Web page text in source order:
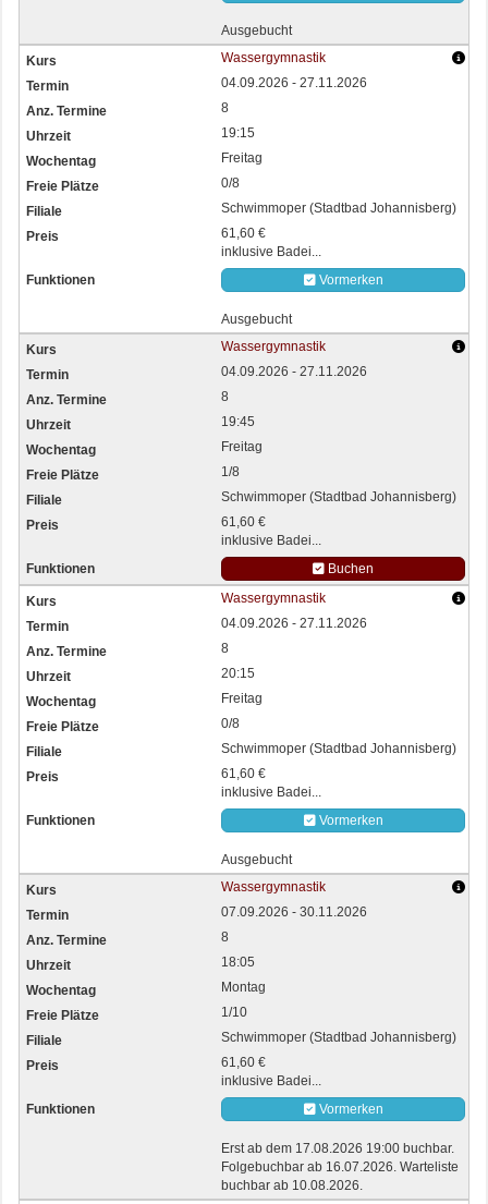
Ausgebucht
Wassergymnastik
04.09.2026 - 27.11.2026
8
19:15
Freitag
0/8
Schwimmoper (Stadtbad Johannisberg)
61,60 €
inklusive Badei...
Vormerken
Ausgebucht
Wassergymnastik
04.09.2026 - 27.11.2026
8
19:45
Freitag
1/8
Schwimmoper (Stadtbad Johannisberg)
61,60 €
inklusive Badei...
Buchen
Wassergymnastik
04.09.2026 - 27.11.2026
8
20:15
Freitag
0/8
Schwimmoper (Stadtbad Johannisberg)
61,60 €
inklusive Badei...
Vormerken
Ausgebucht
Wassergymnastik
07.09.2026 - 30.11.2026
8
18:05
Montag
1/10
Schwimmoper (Stadtbad Johannisberg)
61,60 €
inklusive Badei...
Vormerken
Erst ab dem 17.08.2026 19:00 buchbar.
Folgebuchbar ab 16.07.2026. Warteliste
buchbar ab 10.08.2026.